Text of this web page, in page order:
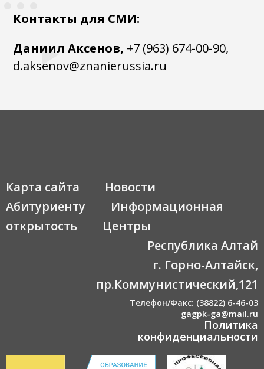
Контакты для СМИ:
Даниил Аксенов, +7 (963) 674-00-90,
d.aksenov@znanierussia.ru
Карта сайта
Новости
Абитуриенту
Информационная
открытость
Центры
Республика Алтай
г. Горно-Алтайск,
пр.Коммунистический,121
Телефон/Факс: (38822) 6-46-03
gagpk-ga@mail.ru
Политика
конфиденциальности